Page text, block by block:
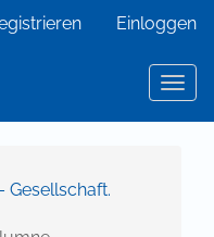
Einloggen
Gesellschaft.